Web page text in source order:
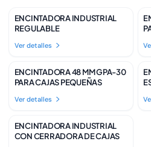
Disponible
ENCINTADORA INDUSTRIAL
REGULABLE
Ver detalles
Disponible
ENCINTADORA 48 MM GPA-30
PARA CAJAS PEQUEÑAS
Ver detalles
A Pedido
ENCINTADORA INDUSTRIAL
CON CERRADORA DE CAJAS